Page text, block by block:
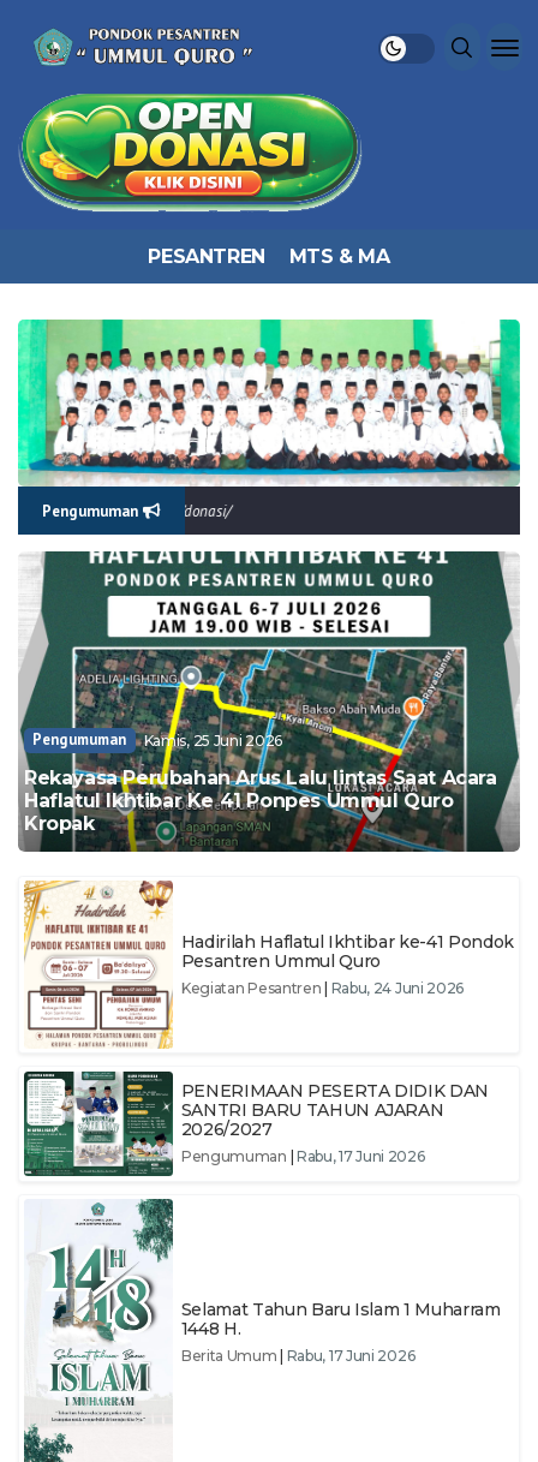
PESANTREN MTS & MA
Pengumuman
donasi/
Pengumuman Kamis, 25 Juni 2026
Rekayasa Perubahan Arus Lalu lintas Saat Acara
Haflatul Ikhtibar Ke 41 Ponpes Ummul Quro
Kropak
Hadirilah Haflatul Ikhtibar ke-41 Pondok
Pesantren Ummul Quro
Kegiatan Pesantren Rabu, 24 Juni 2026
PENERIMAAN PESERTA DIDIK DAN
SANTRI BARU TAHUN AJARAN
2026/2027
Pengumuman Rabu, 17 Juni 2026
Selamat Tahun Baru Islam 1 Muharram
1448 H.
Berita Umum Rabu, 17 Juni 2026